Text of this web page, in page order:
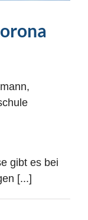
gibt es bei
[...]